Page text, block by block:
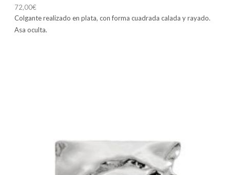
72,00€
Colgante realizado en plata, con forma cuadrada calada y rayado.
Asa oculta.